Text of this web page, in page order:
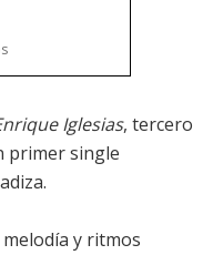
Iglesias, tercero
primer single
y ritmos